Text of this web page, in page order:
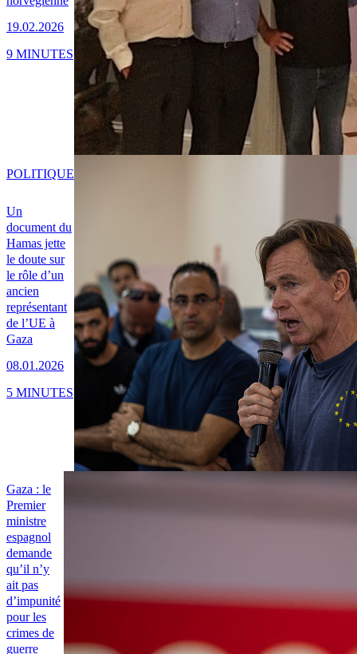
19.02.2026
9 MINUTES
Un
document du
Hamas jette
le doute sur
le rôle d’un
ancien
représentant
de l’UE à
Gaza
08.01.2026
POLITIQUE
5 MINUTES
Gaza : le
Premier
ministre
espagnol
demande
qu’il n’y
ait pas
d’impunité
pour les
crimes de
guerre